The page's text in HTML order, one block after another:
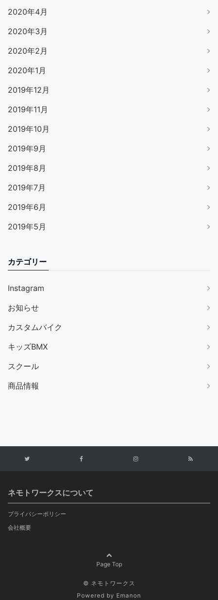
2020年4月
2020年3月
2020年2月
2020年1月
2019年12月
2019年11月
2019年10月
2019年9月
2019年8月
2019年7月
2019年6月
2019年5月
カテゴリー
Instagram
お知らせ
カスタムバイク
キッズBMX
スクール
商品情報
ネモトワークスについて
プライバシーポリシー
会社概要
Page Top
© ネモトワークス
Powered by Emanon